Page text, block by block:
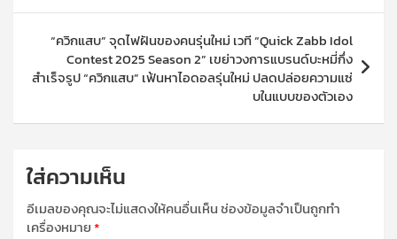
“ควิกแสบ” จุดไฟฝันของคนรุ่นใหม่ เวที “Quick Zabb Idol
Contest 2025 Season 2” เขย่าวงการแบรนด์บะหมี่กึ่ง
สำเร็จรูป “ควิกแสบ” เฟ้นหาไอดอลรุ่นใหม่ ปลดปล่อยความแซ่
บในแบบของตัวเอง
ใส่ความเห็น
อีเมลของคุณจะไม่แสดงให้คนอื่นเห็นช่องข้อมูลจำเป็นถูกทำ
เครื่องหมาย*